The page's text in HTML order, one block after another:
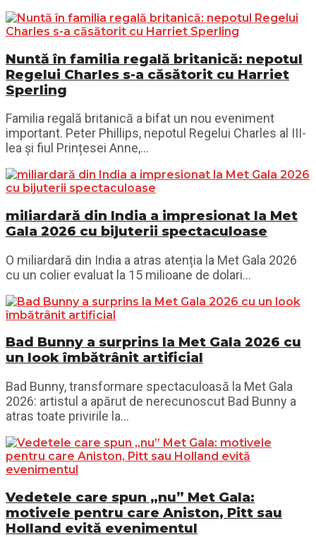
Nuntă în familia regală britanică: nepotul
Regelui Charles s-a căsătorit cu Harriet
Sperling
Familia regală britanică a bifat un nou eveniment
important. Peter Phillips, nepotul Regelui Charles al III-
lea și fiul Prințesei Anne,...
miliardară din India a impresionat la Met
Gala 2026 cu bijuterii spectaculoase
O miliardară din India a atras atenția la Met Gala 2026
cu un colier evaluat la 15 milioane de dolari...
Bad Bunny a surprins la Met Gala 2026 cu
un look îmbătrânit artificial
Bad Bunny, transformare spectaculoasă la Met Gala
2026: artistul a apărut de nerecunoscut Bad Bunny a
atras toate privirile la...
Vedetele care spun „nu” Met Gala:
motivele pentru care Aniston, Pitt sau
Holland evită evenimentul